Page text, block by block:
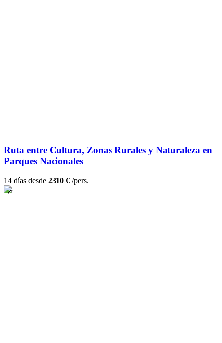
Ruta entre Cultura, Zonas Rurales y Naturaleza en
Parques Nacionales
14 días desde 2310 € /pers.